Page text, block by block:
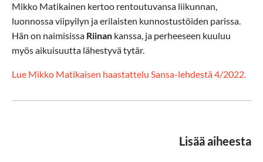
Mikko Matikainen kertoo rentoutuvansa liikunnan,
luonnossa viipyilyn ja erilaisten kunnostustöiden parissa.
Hän on naimisissa Riinan kanssa, ja perheeseen kuuluu
myös aikuisuutta lähestyvä tytär.
Lue Mikko Matikaisen haastattelu Sansa-lehdestä 4/2022.
Lisää aiheesta